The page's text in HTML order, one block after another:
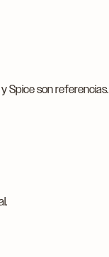
Spice son referencias.